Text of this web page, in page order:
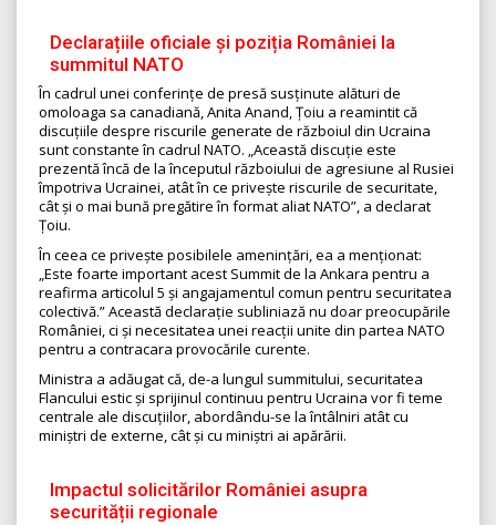
Declarațiile oficiale și poziția României la
summitul NATO
În cadrul unei conferințe de presă susținute alături de
omoloaga sa canadiană, Anita Anand, Țoiu a reamintit că
discuțiile despre riscurile generate de războiul din Ucraina
sunt constante în cadrul NATO. „Această discuție este
prezentă încă de la începutul războiului de agresiune al Rusiei
împotriva Ucrainei, atât în ce privește riscurile de securitate,
cât și o mai bună pregătire în format aliat NATO”, a declarat
Țoiu.
În ceea ce privește posibilele amenințări, ea a menționat:
„Este foarte important acest Summit de la Ankara pentru a
reafirma articolul 5 și angajamentul comun pentru securitatea
colectivă.” Această declarație subliniază nu doar preocupările
României, ci și necesitatea unei reacții unite din partea NATO
pentru a contracara provocările curente.
Ministra a adăugat că, de-a lungul summitului, securitatea
Flancului estic și sprijinul continuu pentru Ucraina vor fi teme
centrale ale discuțiilor, abordându-se la întâlniri atât cu
miniștri de externe, cât și cu miniștri ai apărării.
Impactul solicitărilor României asupra
securității regionale